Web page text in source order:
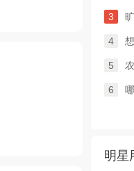
3 旷
4 想
5 农
6
明星